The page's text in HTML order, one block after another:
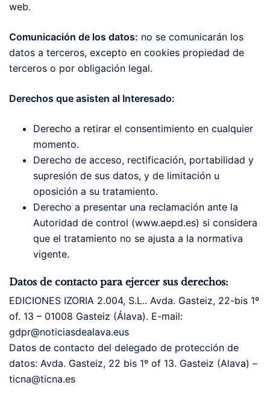
web.
Comunicación de los datos: no se comunicarán los
datos a terceros, excepto en cookies propiedad de
terceros o por obligación legal.
Derechos que asisten al Interesado:
Derecho a retirar el consentimiento en cualquier
momento.
Derecho de acceso, rectificación, portabilidad y
supresión de sus datos, y de limitación u
oposición a su tratamiento.
Derecho a presentar una reclamación ante la
Autoridad de control (www.aepd.es) si considera
que el tratamiento no se ajusta a la normativa
vigente.
Datos de contacto para ejercer sus derechos:
EDICIONES IZORIA 2.004, S.L.. Avda. Gasteiz, 22-bis 1º
of. 13 – 01008 Gasteiz (Álava). E-mail:
gdpr@noticiasdealava.eus
Datos de contacto del delegado de protección de
datos: Avda. Gasteiz, 22 bis 1º of 13. Gasteiz (Alava) –
ticna@ticna.es